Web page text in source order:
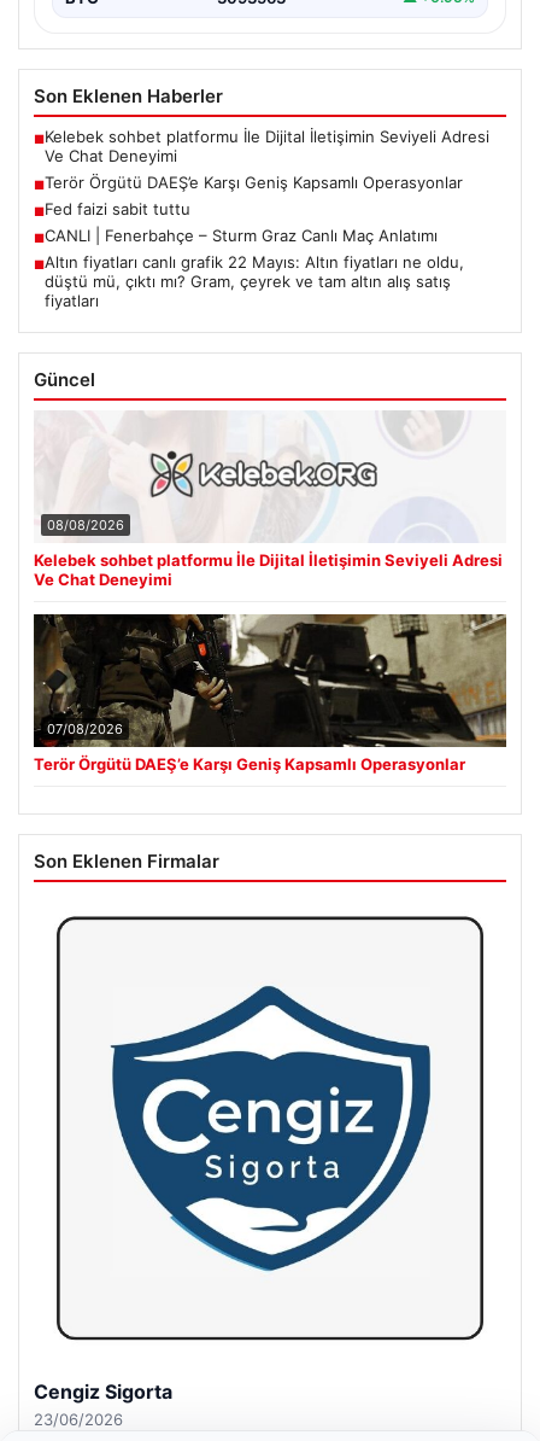
Son Eklenen Haberler
■Kelebek sohbet platformu İle Dijital İletişimin Seviyeli Adresi
Ve Chat Deneyimi
■Terör Örgütü DAEŞ’e Karşı Geniş Kapsamlı Operasyonlar
■Fed faizi sabit tuttu
■CANLI | Fenerbahçe – Sturm Graz Canlı Maç Anlatımı
■Altın fiyatları canlı grafik 22 Mayıs: Altın fiyatları ne oldu,
düştü mü, çıktı mı? Gram, çeyrek ve tam altın alış satış
fiyatları
Güncel
08/08/2026
Kelebek sohbet platformu İle Dijital İletişimin Seviyeli Adresi
Ve Chat Deneyimi
07/08/2026
Terör Örgütü DAEŞ’e Karşı Geniş Kapsamlı Operasyonlar
Son Eklenen Firmalar
Hastaş Beton
26/05/2026